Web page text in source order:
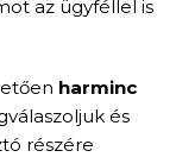
az ügyféllel is
harminc
és
részére